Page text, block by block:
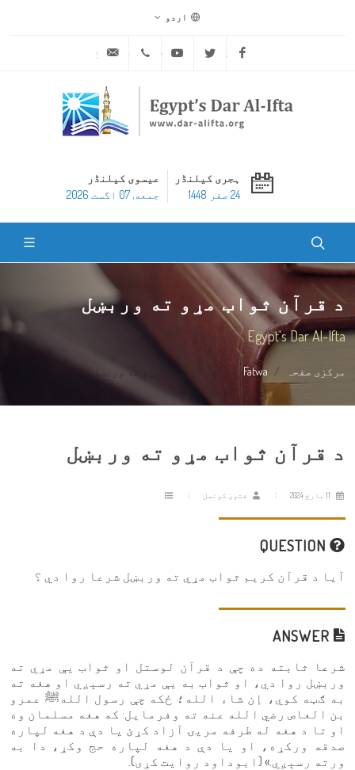
اردو
Facebook
Twitter
Youtube
ہجری کیلنڈر
24 صفر 1448
عیسوی کیلنڈر
جمعه, 07 اگست 2026
د قرآن ثواب مړو ته وربښل
Egypt's Dar Al-Ifta
مرکزی صفحہ Fatwa د قرآن ثواب مړو ته وربښل
د قرآن ثواب مړو ته وربښل
فتویٰ کونسل
آيا د قرآن کريم ثواب مړي ته وربښل شرعا روا دي ؟
شرعا ثابته ده چې د قرآن لوستل او ثواب یې مړي ته
وربښل روا دي، او ثواب به يې مړي ته رسېږي او هغه ته
به ګټه کوي، إن شاء الله؛ ځکه چې رسول اللهﷺ عمرو
بن العاص رضي الله عنه ته وفرمایل: که هغه مسلمان وه
او تا د هغه له طرفه مریۍ آزاد کړئ یا دې د هغه لپاره
صدقه ورکړه، او یا دې د هغه لپاره حج وکړ، دا به
ورته رسېږي.» (ابوداود روایت کړی).